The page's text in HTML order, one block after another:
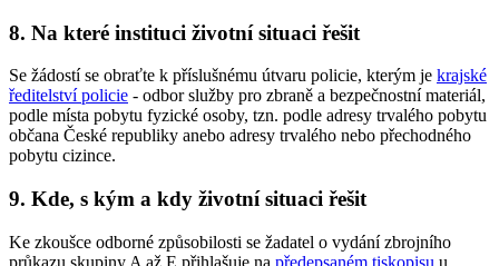
8. Na které instituci životní situaci řešit
Se žádostí se obraťte k příslušnému útvaru policie, kterým je krajské
ředitelství policie - odbor služby pro zbraně a bezpečnostní materiál,
podle místa pobytu fyzické osoby, tzn. podle adresy trvalého pobytu
občana České republiky anebo adresy trvalého nebo přechodného
pobytu cizince.
9. Kde, s kým a kdy životní situaci řešit
Ke zkoušce odborné způsobilosti se žadatel o vydání zbrojního
průkazu skupiny A až E přihlašuje na předepsaném tiskopisu u